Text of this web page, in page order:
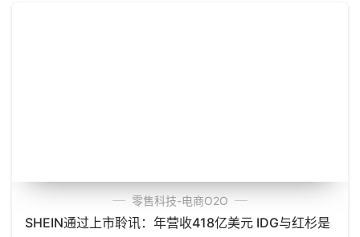
零售科技-电商O2O
SHEIN通过上市聆讯：年营收418亿美元 IDG与红杉是